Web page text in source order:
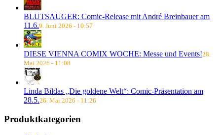
BLUTSAUGER: Comic-Release mit André Breinbauer am
11.6.9. Juni 2026 - 10:57
DIESE VIENNA COMIX WOCHE: Messe und Events!28.
Mai 2026 - 11:08
Linda Bildas „Die goldene Welt“: Comic-Präsentation am
28.5.26. Mai 2026 - 11:26
Produktkategorien